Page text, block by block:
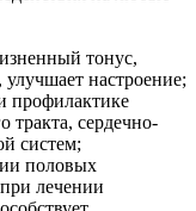
тонус,
настроение;
профилактике
тракта, сердечно-
систем;
половых
лечении